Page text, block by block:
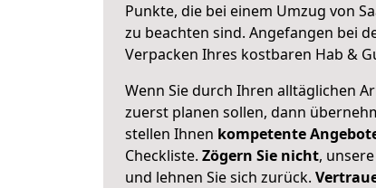
Punkte, die bei einem Umzug von
zu beachten sind. Angefangen bei
Verpacken Ihres kostbaren Hab &
Wenn Sie durch Ihren alltäglichen
zuerst planen sollen, dann
stellen Ihnen kompetente
Checkliste. Zögern Sie nicht,
und lehnen Sie sich zurück.